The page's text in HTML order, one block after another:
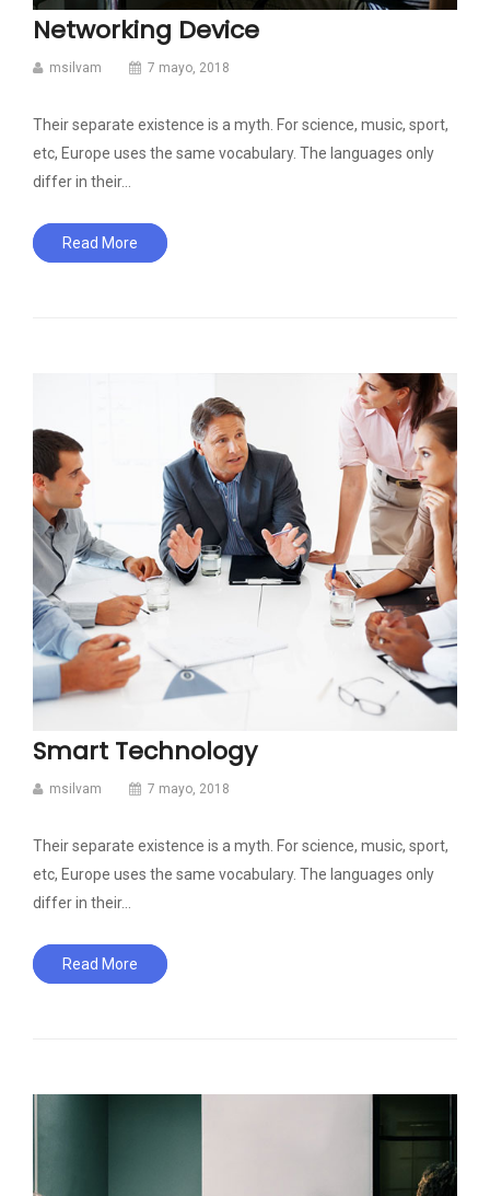
Networking Device
msilvam 7 mayo, 2018
Their separate existence is a myth. For science, music, sport,
etc, Europe uses the same vocabulary. The languages only
differ in their…
Read More
Smart Technology
msilvam 7 mayo, 2018
Their separate existence is a myth. For science, music, sport,
etc, Europe uses the same vocabulary. The languages only
differ in their…
Read More